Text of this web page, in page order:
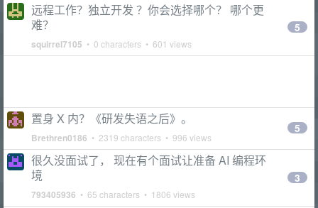
远程工作？独立开发 ？你会选择哪个？ 哪个更
难？
squirrel7105 • 0 characters • 601 views
5
置身 X 内？《研发失语之后》。
Brethren0186 • 2319 characters • 996 views
5
很久没面试了， 现在有个面试让准备 AI 编程环
境
793405936 • 65 characters • 1806 views
3